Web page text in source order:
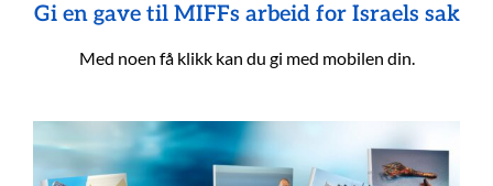
Gi en gave til MIFFs arbeid for Israels sak
Med noen få klikk kan du gi med mobilen din.